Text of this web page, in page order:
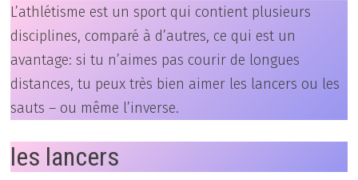
L’athlétisme est un sport qui contient plusieurs
disciplines, comparé à d’autres, ce qui est un
avantage: si tu n’aimes pas courir de longues
distances, tu peux très bien aimer les lancers ou les
sauts – ou même l’inverse.
les lancers